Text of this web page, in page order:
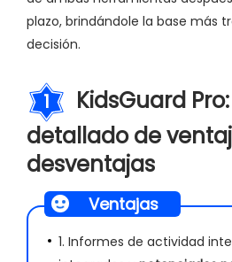
plazo, brindándole la base más
decisión.
1
KidsGuard
detallado de
desventajas
Ventajas
1. Informes de actividad